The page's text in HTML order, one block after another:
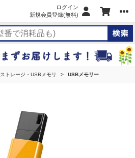
ログイン
新規会員登録(無料)
ストレージ・USBメモリ USBメモリー